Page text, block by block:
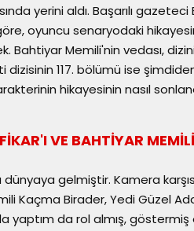
yerini aldı. Başarılı gazeteci
oyuncu senaryodaki
Memili'nin vedası,
dizisinin 117. bölümü ise
hikayesinin nasıl
VE BAHTİYAR
gelmiştir. Kamera
Kaçma Birader, Yedi Güzel
yaptım da rol almış, göstermiş